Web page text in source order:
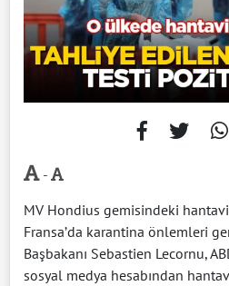
-
MV Hondius gemisindeki
Fransa’da karantina önlemleri
Başbakanı Sebastien Lecornu,
sosyal medya hesabından